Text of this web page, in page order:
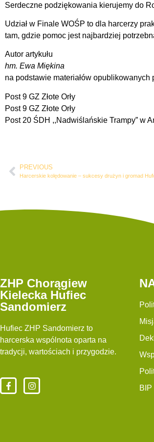
Serdeczne podziękowania kierujemy do
Udział w Finale WOŚP to dla harcerzy
tam, gdzie pomoc jest najbardziej
Autor artykułu
hm. Ewa Miękina
na podstawie materiałów
Post 9 GZ Złote Orły
Post 9 GZ Złote Orły
Post 20 ŚDH ,,Nadwiślańskie Trampy” w
PREVIOUS
Harcerskie kolędowanie – sukcesy drużyn i gromad
ZHP Chorągiew
Kielecka Hufiec
Sandomierz
Hufiec ZHP Sandomierz to
harcerska wspólnota oparta na
tradycji, wartościach i przygodzie.
BIP